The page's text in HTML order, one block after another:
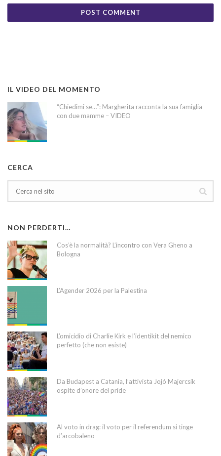
IL VIDEO DEL MOMENTO
“Chiedimi se…”: Margherita racconta la sua famiglia
con due mamme – VIDEO
CERCA
NON PERDERTI…
Cos’è la normalità? L’incontro con Vera Gheno a
Bologna
L’Agender 2026 per la Palestina
L’omicidio di Charlie Kirk e l’identikit del nemico
perfetto (che non esiste)
Da Budapest a Catania, l’attivista Jojó Majercsik
ospite d’onore del pride
Al voto in drag: il voto per il referendum si tinge
d’arcobaleno